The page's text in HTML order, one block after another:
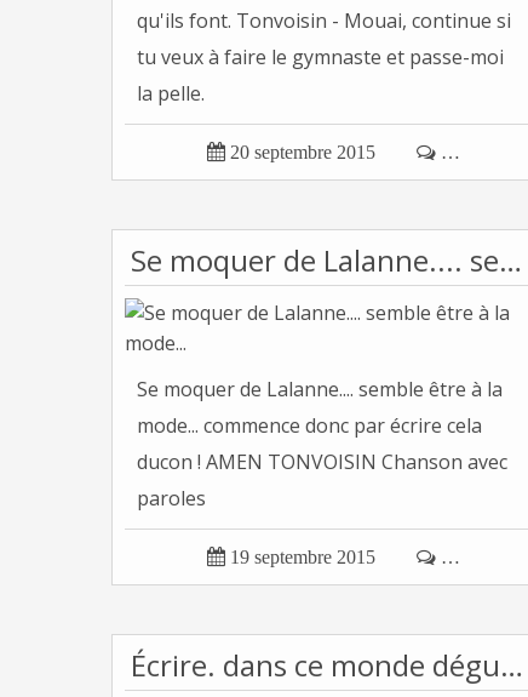
qu'ils font. Tonvoisin - Mouai, continue si
tu veux à faire le gymnaste et passe-moi
la pelle.
 20 septembre 2015  …
Se moquer de Lalanne.... semble être à la mode...
Se moquer de Lalanne.... semble être à la
mode... commence donc par écrire cela
ducon ! AMEN TONVOISIN Chanson avec
paroles
 19 septembre 2015  …
Écrire. dans ce monde dégueulant de la vacuité...